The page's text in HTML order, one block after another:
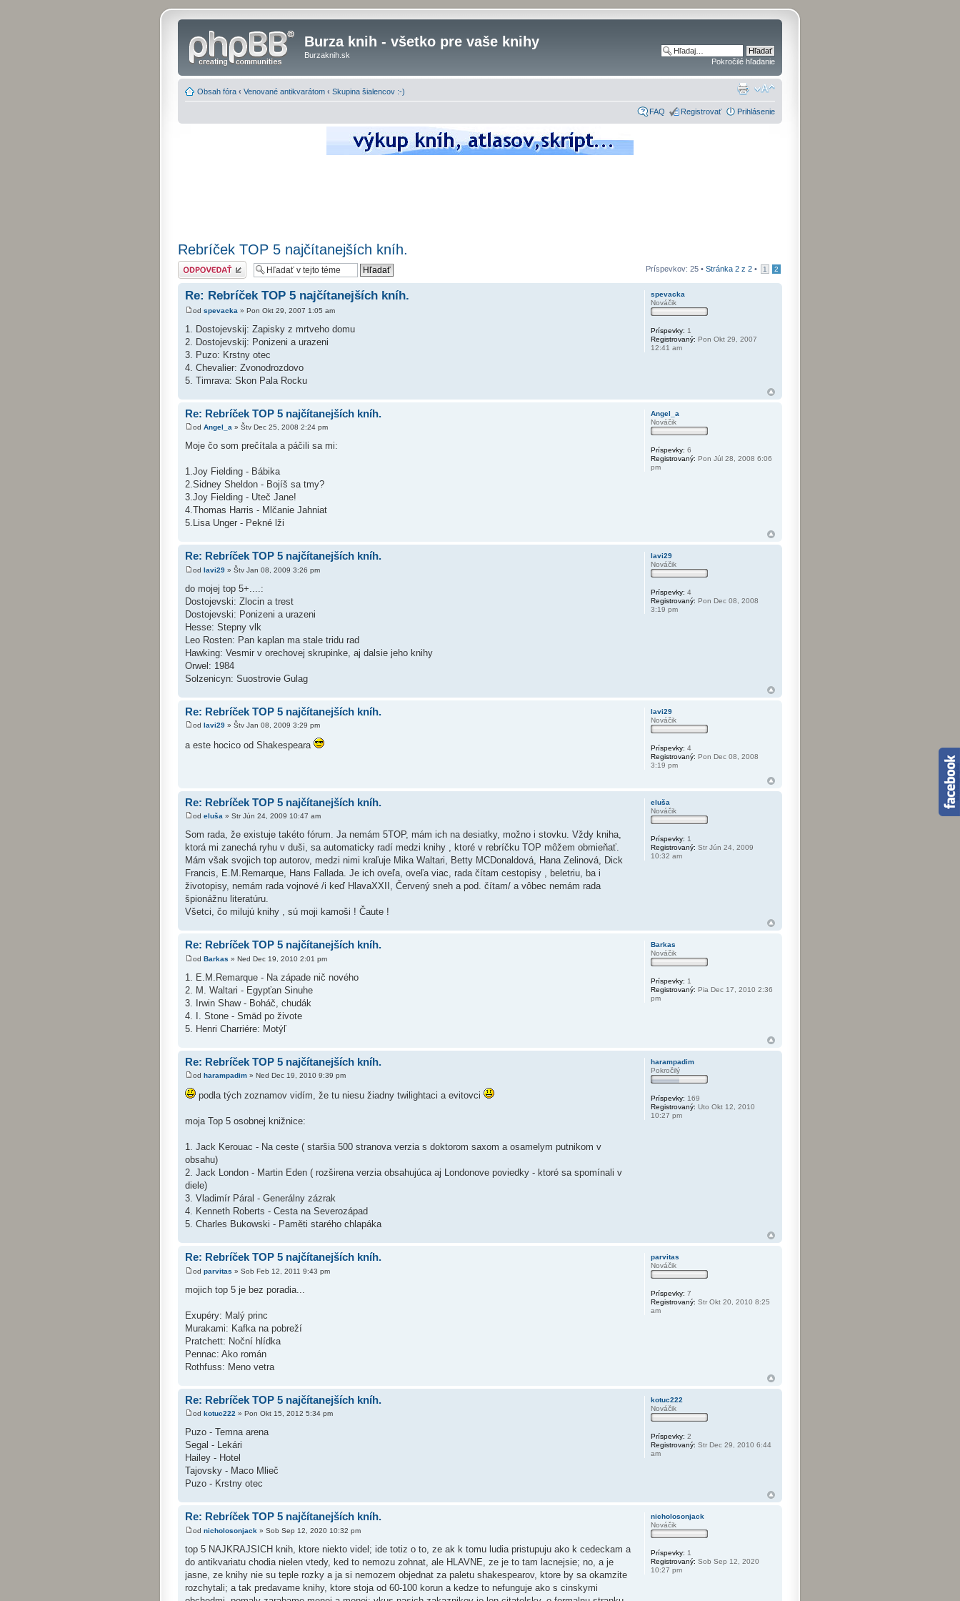
Burza knih - všetko pre vaše knihy
Burzaknih.sk
Pokročilé hľadanie
Obsah fóra ‹ Venované antikvarátom ‹ Skupina šialencov :-)
FAQ Registrovať Prihlásenie
Rebríček TOP 5 najčítanejších kníh.
Odoslať odpoveď Príspevkov: 25 • Stránka 2 z 2 • 1 2
Re: Rebríček TOP 5 najčítanejších kníh.
od spevacka » Pon Okt 29, 2007 1:05 am
1. Dostojevskij: Zapisky z mrtveho domu
2. Dostojevskij: Ponizeni a urazeni
3. Puzo: Krstny otec
4. Chevalier: Zvonodrozdovo
5. Timrava: Skon Pala Rocku
spevacka
Nováčik
Príspevky: 1
Registrovaný: Pon Okt 29, 2007
12:41 am
Re: Rebríček TOP 5 najčítanejších kníh.
od Angel_a » Štv Dec 25, 2008 2:24 pm
Moje čo som prečítala a páčili sa mi:
1.Joy Fielding - Bábika
2.Sidney Sheldon - Bojíš sa tmy?
3.Joy Fielding - Uteč Jane!
4.Thomas Harris - Mlčanie Jahniat
5.Lisa Unger - Pekné lži
Angel_a
Nováčik
Príspevky: 6
Registrovaný: Pon Júl 28, 2008 6:06
pm
Re: Rebríček TOP 5 najčítanejších kníh.
od lavi29 » Štv Jan 08, 2009 3:26 pm
do mojej top 5+....:
Dostojevski: Zlocin a trest
Dostojevski: Ponizeni a urazeni
Hesse: Stepny vlk
Leo Rosten: Pan kaplan ma stale tridu rad
Hawking: Vesmir v orechovej skrupinke, aj dalsie jeho knihy
Orwel: 1984
Solzenicyn: Suostrovie Gulag
lavi29
Nováčik
Príspevky: 4
Registrovaný: Pon Dec 08, 2008
3:19 pm
Re: Rebríček TOP 5 najčítanejších kníh.
od lavi29 » Štv Jan 08, 2009 3:29 pm
a este hocico od Shakespeara
lavi29
Nováčik
Príspevky: 4
Registrovaný: Pon Dec 08, 2008
3:19 pm
Re: Rebríček TOP 5 najčítanejších kníh.
od eluša » Str Jún 24, 2009 10:47 am
Som rada, že existuje takéto fórum. Ja nemám 5TOP, mám ich na desiatky, možno i stovku. Vždy kniha,
ktorá mi zanechá ryhu v duši, sa automaticky radí medzi knihy , ktoré v rebríčku TOP môžem obmieňať.
Mám však svojich top autorov, medzi nimi kraľuje Mika Waltari, Betty MCDonaldová, Hana Zelinová, Dick
Francis, E.M.Remarque, Hans Fallada. Je ich oveľa, oveľa viac, rada čítam cestopisy , beletriu, ba i
životopisy, nemám rada vojnové /i keď HlavaXXII, Červený sneh a pod. čítam/ a vôbec nemám rada
špionážnu literatúru.
Všetci, čo milujú knihy , sú moji kamoši ! Čaute !
eluša
Nováčik
Príspevky: 1
Registrovaný: Str Jún 24, 2009
10:32 am
Re: Rebríček TOP 5 najčítanejších kníh.
od Barkas » Ned Dec 19, 2010 2:01 pm
1. E.M.Remarque - Na západe nič nového
2. M. Waltari - Egypťan Sinuhe
3. Irwin Shaw - Boháč, chudák
4. I. Stone - Smäd po živote
5. Henri Charriére: Motýľ
Barkas
Nováčik
Príspevky: 1
Registrovaný: Pia Dec 17, 2010 2:36
pm
Re: Rebríček TOP 5 najčítanejších kníh.
od harampadim » Ned Dec 19, 2010 9:39 pm
podla tých zoznamov vidím, že tu niesu žiadny twilightaci a evitovci
moja Top 5 osobnej knižnice:
1. Jack Kerouac - Na ceste ( staršia 500 stranova verzia s doktorom saxom a osamelym putnikom v
obsahu)
2. Jack London - Martin Eden ( rozširena verzia obsahujúca aj Londonove poviedky - ktoré sa spomínali v
diele)
3. Vladimír Páral - Generálny zázrak
4. Kenneth Roberts - Cesta na Severozápad
5. Charles Bukowski - Paměti starého chlapáka
harampadim
Pokročilý
Príspevky: 169
Registrovaný: Uto Okt 12, 2010
10:27 pm
Re: Rebríček TOP 5 najčítanejších kníh.
od parvitas » Sob Feb 12, 2011 9:43 pm
mojich top 5 je bez poradia...
Exupéry: Malý princ
Murakami: Kafka na pobreží
Pratchett: Noční hlídka
Pennac: Ako román
Rothfuss: Meno vetra
parvitas
Nováčik
Príspevky: 7
Registrovaný: Str Okt 20, 2010 8:25
am
Re: Rebríček TOP 5 najčítanejších kníh.
od kotuc222 » Pon Okt 15, 2012 5:34 pm
Puzo - Temna arena
Segal - Lekári
Hailey - Hotel
Tajovsky - Maco Mlieč
Puzo - Krstny otec
kotuc222
Nováčik
Príspevky: 2
Registrovaný: Str Dec 29, 2010 6:44
am
Re: Rebríček TOP 5 najčítanejších kníh.
od nicholosonjack » Sob Sep 12, 2020 10:32 pm
top 5 NAJKRAJSICH knih, ktore niekto videl; ide totiz o to, ze ak k tomu ludia pristupuju ako k cedeckam a
do antikvariatu chodia nielen vtedy, ked to nemozu zohnat, ale HLAVNE, ze je to tam lacnejsie; no, a je
jasne, ze knihy nie su teple rozky a ja si nemozem objednat za paletu shakespearov, ktore by sa okamzite
rozchytali; a tak predavame knihy, ktore stoja od 60-100 korun a kedze to nefunguje ako s cinskymi
nicholosonjack
Nováčik
Príspevky: 1
Registrovaný: Sob Sep 12, 2020
10:27 pm